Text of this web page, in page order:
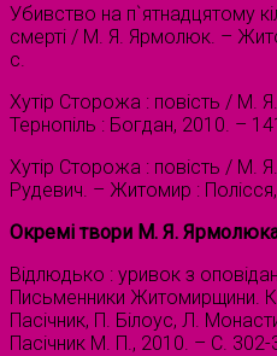
Убивство на п`ятнадцятому
смерті / М. Я. Ярмолюк. –
с.
Хутір Сторожа : повість / М.
Тернопіль : Богдан, 2010. –
Хутір Сторожа : повість /
Рудевич. – Житомир :
Окремі твори М. Я. Ярмолюка
Відлюдько : уривок з
Письменники Житомирщини.
Пасічник, П. Білоус, Л.
Пасічник М. П., 2010. – С. 302-